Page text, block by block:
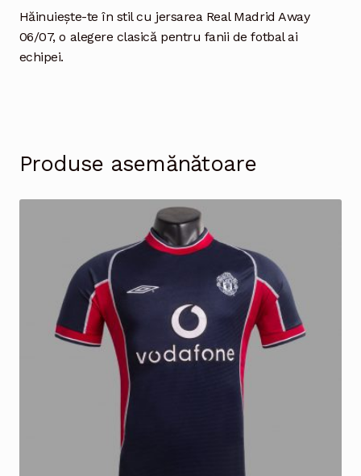
Hăinuiește-te în stil cu jersarea Real Madrid Away
06/07, o alegere clasică pentru fanii de fotbal ai
echipei.
Produse asemănătoare